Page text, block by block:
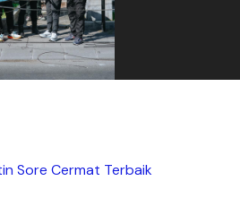
Sore Cermat Terbaik